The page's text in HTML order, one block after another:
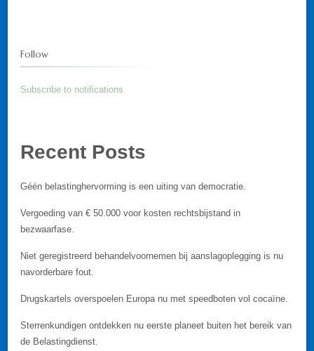
Follow
Subscribe to notifications
Recent Posts
Géén belastinghervorming is een uiting van democratie.
Vergoeding van € 50.000 voor kosten rechtsbijstand in
bezwaarfase.
Niet geregistreerd behandelvoornemen bij aanslagoplegging is nu
navorderbare fout.
Drugskartels overspoelen Europa nu met speedboten vol cocaïne.
Sterrenkundigen ontdekken nu eerste planeet buiten het bereik van
de Belastingdienst.